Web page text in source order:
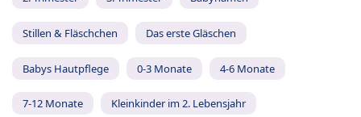
Stillen & Fläschchen Das erste Gläschen
Babys Hautpflege 0-3 Monate 4-6 Monate
7-12 Monate Kleinkinder im 2. Lebensjahr